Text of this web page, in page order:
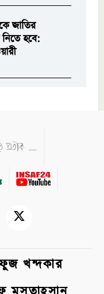
জাতির
নিতে হবে:
খন্দকার